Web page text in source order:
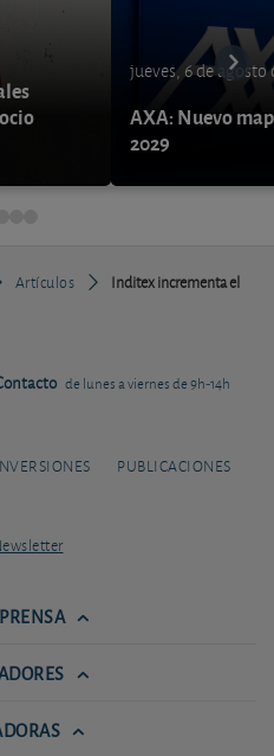
jueves, 6 de agosto
AXA: Nuevo
2029
Artículos
Inditex incrementa el
de lunes a viernes de 9h-14h
PUBLICACIONES